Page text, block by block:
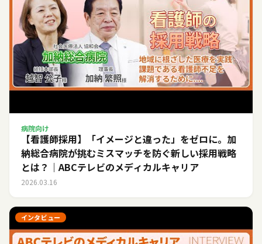
病院向け
【看護師採用】「イメージと違った」をゼロに。加
納総合病院が挑むミスマッチを防ぐ新しい採用戦略
とは？｜ABCテレビのメディカルキャリア
2026.03.16
インタビュー